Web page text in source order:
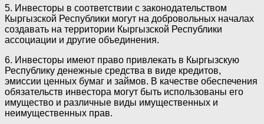
5. Инвесторы в соответствии с законодательством
Кыргызской Республики могут на добровольных началах
создавать на территории Кыргызской Республики
ассоциации и другие объединения.
6. Инвесторы имеют право привлекать в Кыргызскую
Республику денежные средства в виде кредитов,
эмиссии ценных бумаг и займов. В качестве обеспечения
обязательств инвестора могут быть использованы его
имущество и различные виды имущественных и
неимущественных прав.